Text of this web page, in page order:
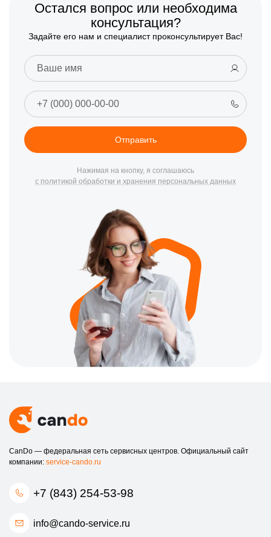
Остался вопрос или необходима
консультация?
Задайте его нам и специалист проконсультирует Вас!
Отправить
Нажимая на кнопку, я соглашаюсь
с политикой обработки и хранения персональных данных
CanDo — федеральная сеть сервисных центров. Официальный сайт
компании: service-cando.ru
+7 (843) 254-53-98
info@cando-service.ru